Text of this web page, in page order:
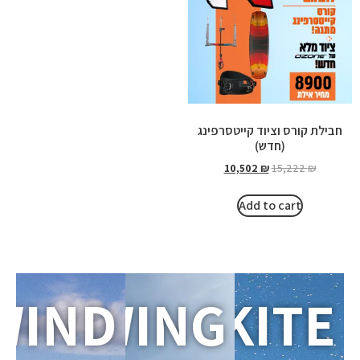
חבילת קורס וציוד קייטסרפינג
(חדש)
15,222₪
10,502 ₪
Add to cart
KITE
WING